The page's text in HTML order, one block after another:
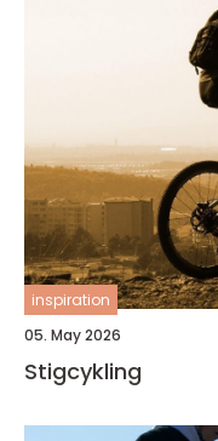
inspiration
05. May 2026
Stigcykling